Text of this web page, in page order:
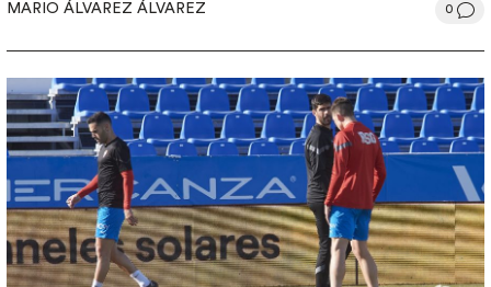
MARIO ÁLVAREZ ÁLVAREZ 0